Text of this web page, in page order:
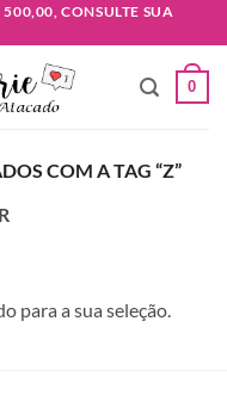
CONSULTE SUA
0
COM A TAG “Z”
para a sua seleção.